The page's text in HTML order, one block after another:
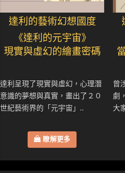
達利的藝術幻想國度
《達利的元宇宙》
現實與虛幻的繪畫密碼
達利呈現了現實與虛幻，心理潛
意識的夢想與真實，畫出了２０
世紀藝術界的「元宇宙」..
瞭解更多
曾
劇
大